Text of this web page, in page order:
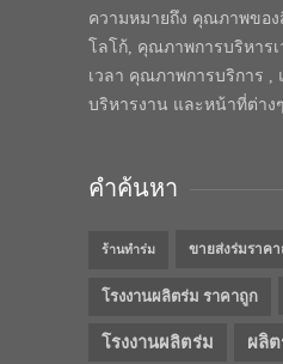
ความหมายถึง คุณภาพขอ
โลโก้, คุณภาพการบริหาร
เวลา คุณภาพการบริการ
บริหารงาน และหน้าที่ต่าง
คำค้นหา
ร้านทำร่ม ขายส่งร่มราค
โรงงานผลิตร่ม ราคาถูก
โรงงานผลิตร่ม ผลิ